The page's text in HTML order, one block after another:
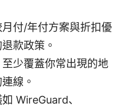
付/年付方案與折扣優
款政策。
少覆蓋你常出現的地
線。
WireGuard、